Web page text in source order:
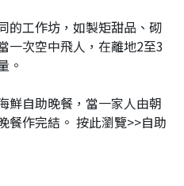
的工作坊，如製矩甜品、砌
一次空中飛人，在離地2至3
。
鮮自助晚餐，當一家人由朝
餐作完結。 按此瀏覽>>自助